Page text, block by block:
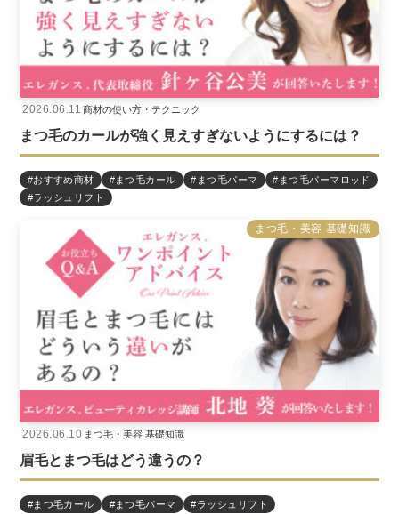
まつ毛のカールが強く見えすぎないようにするには？
#おすすめ商材 #まつ毛カール #まつ毛パーマ
#まつ毛パーマロッド
#ラッシュリフト
2026.06.11 商材の使い方・テクニック
まつ毛・美容 基礎知識
眉毛とまつ毛はどう違うの？
#まつ毛カール #まつ毛パーマ #ラッシュリフト
2026.06.10 まつ毛・美容 基礎知識